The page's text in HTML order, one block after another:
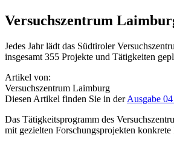
Versuchszentrum
Jedes Jahr lädt das Südtiroler
insgesamt 355 Projekte und Tätigkeiten
Artikel von:
Versuchszentrum Laimburg
Diesen Artikel finden Sie in derAusgabe
Das Tätigkeitsprogramm des
mit gezielten Forschungsprojekten